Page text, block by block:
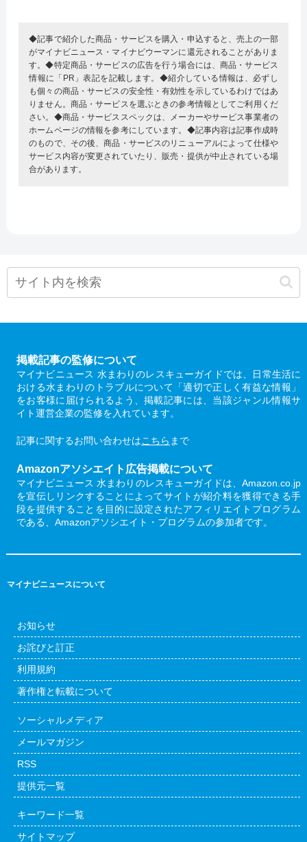
◆記事で紹介した商品・サービスを購入・申込すると、売上の一部
がマイナビニュース・マイナビウーマンに還元されることがありま
す。◆特定商品・サービスの広告を行う場合には、商品・サービス
情報に「PR」表記を記載します。◆紹介している情報は、必ずし
も個々の商品・サービスの安全性・有効性を示しているわけではあ
りません。商品・サービスを選ぶときの参考情報としてご利用くだ
さい。◆商品・サービススペックは、メーカーやサービス事業者の
ホームページの情報を参考にしています。◆記事内容は記事作成時
のもので、その後、商品・サービスのリニューアルによって仕様や
サービス内容が変更されていたり、販売・提供が中止されている場
合があります。
掲載記事の監修について
マイナビニュース 水まわりのレスキューガイドでは、日常生活に
おける水まわりのトラブルについて「適切で正しく有益な情報」
をお客様に届けられるよう、掲載記事には、当該ジャンル情報サ
イト運営企業の監修を入れています。
記事に関するお問い合わせはこちら まで
Amazonアソシエイト広告掲載について
マイナビニュース 水まわりのレスキューガイドは、Amazon.co.jp
を宣伝しリンクすることによってサイトが紹介料を獲得できる手
段を提供することを目的に設定されたアフィリエイトプログラム
である、Amazonアソシエイト・プログラムの参加者です。
マイナビニュースについて
お知らせ
お詫びと訂正
利用規約
著作権と転載について
ソーシャルメディア
メールマガジン
RSS
提供元一覧
キーワード一覧
サイトマップ